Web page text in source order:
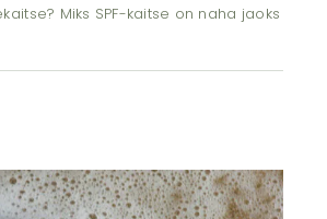
Miks SPF-kaitse on naha jaoks